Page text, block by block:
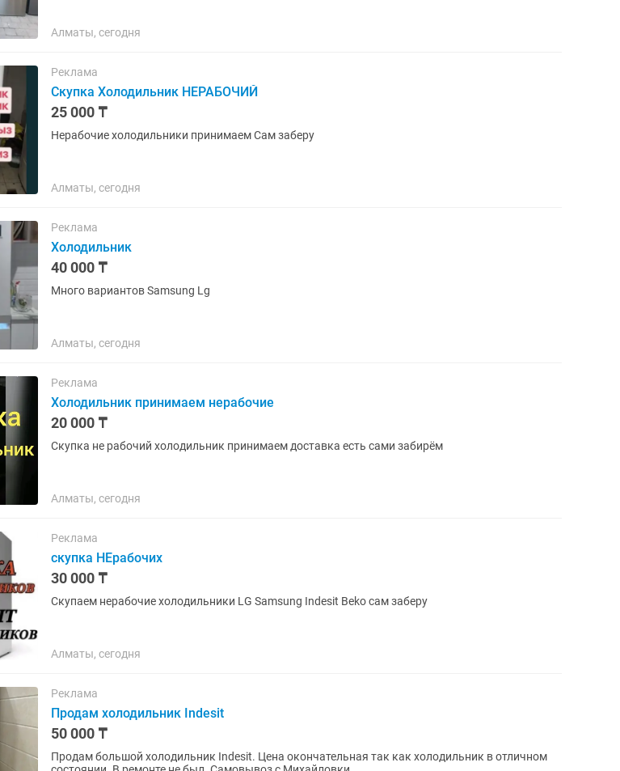
Алматы, сегодня
Реклама
Скупка Холодильник НЕРАБОЧИЙ
25 000 ₸
Нерабочие холодильники принимаем Сам заберу
Алматы, сегодня
Реклама
Холодильник
40 000 ₸
Много вариантов Samsung Lg
Алматы, сегодня
Реклама
Холодильник принимаем нерабочие
20 000 ₸
Скупка не рабочий холодильник принимаем доставка есть сами забирём
Алматы, сегодня
Реклама
скупка НЕрабочих
30 000 ₸
Скупаем нерабочие холодильники LG Samsung Indesit Beko сам заберу
Алматы, сегодня
Реклама
Продам холодильник Indesit
50 000 ₸
Продам большой холодильник Indesit. Цена окончательная так как холодильник в отличном